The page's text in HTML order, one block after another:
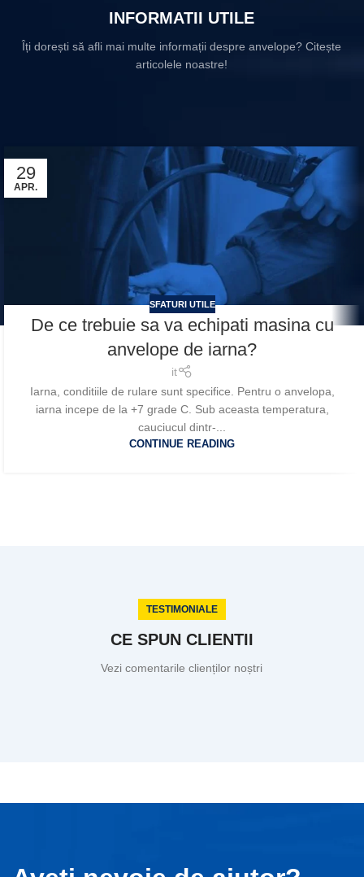
INFORMATII UTILE
Îți dorești să afli mai multe informații despre anvelope? Citește
articolele noastre!
29
APR.
SFATURI UTILE
De ce trebuie sa va echipati masina cu
anvelope de iarna?
it
Iarna, conditiile de rulare sunt specifice. Pentru o anvelopa,
iarna incepe de la +7 grade C. Sub aceasta temperatura,
cauciucul dintr-...
CONTINUE READING
TESTIMONIALE
CE SPUN CLIENTII
Vezi comentarile clienților noștri